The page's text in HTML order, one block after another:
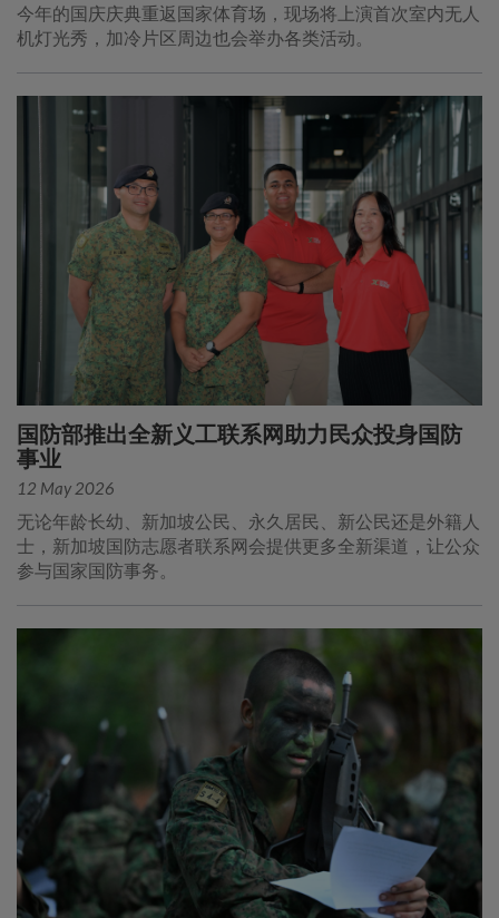
今年的国庆庆典重返国家体育场，现场将上演首次室内无人
机灯光秀，加冷片区周边也会举办各类活动。
国防部推出全新义工联系网助力民众投身国防
事业
12 May 2026
无论年龄长幼、新加坡公民、永久居民、新公民还是外籍人
士，新加坡国防志愿者联系网会提供更多全新渠道，让公众
参与国家国防事务。